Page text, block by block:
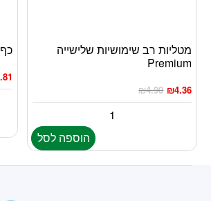
מטליות רב שימושיות שלישייה
Premium
₪4.90 ₪4.36
הוספה לסל